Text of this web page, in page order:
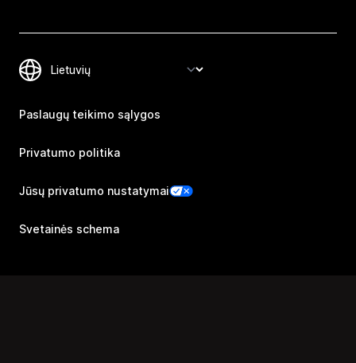
Paslaugų teikimo sąlygos
Privatumo politika
Jūsų privatumo nustatymai
Svetainės schema